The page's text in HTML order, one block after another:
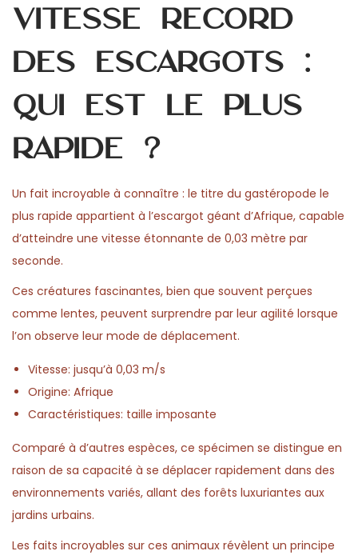
Vitesse record
des escargots :
qui est le plus
rapide ?
Un fait incroyable à connaître : le titre du gastéropode le
plus rapide appartient à l’escargot géant d’Afrique, capable
d’atteindre une vitesse étonnante de 0,03 mètre par
seconde.
Ces créatures fascinantes, bien que souvent perçues
comme lentes, peuvent surprendre par leur agilité lorsque
l’on observe leur mode de déplacement.
Vitesse: jusqu’à 0,03 m/s
Origine: Afrique
Caractéristiques: taille imposante
Comparé à d’autres espèces, ce spécimen se distingue en
raison de sa capacité à se déplacer rapidement dans des
environnements variés, allant des forêts luxuriantes aux
jardins urbains.
Les faits incroyables sur ces animaux révèlent un principe